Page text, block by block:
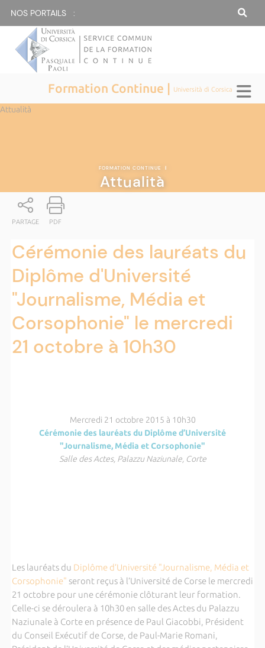
NOS PORTAILS :
Formation Continue | Università di Corsica
Attualità
FORMATION CONTINUE |
Attualità
PARTAGE PDF
Cérémonie des lauréats du
Diplôme d'Université
"Journalisme, Média et
Corsophonie" le mercredi
21 octobre à 10h30
Mercredi 21 octobre 2015 à 10h30
Cérémonie des lauréats du Diplôme d’Université
"Journalisme, Média et Corsophonie"
Salle des Actes, Palazzu Naziunale, Corte
Les lauréats du Diplôme d’Université "Journalisme, Média et
Corsophonie" seront reçus à l’Université de Corse le mercredi
21 octobre pour une cérémonie clôturant leur formation.
Celle-ci se déroulera à 10h30 en salle des Actes du Palazzu
Naziunale à Corte en présence de Paul Giacobbi, Président
du Conseil Exécutif de Corse, de Paul-Marie Romani,